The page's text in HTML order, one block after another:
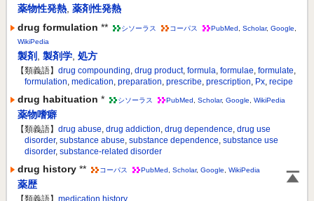
薬物性発熱, 薬剤性発熱
drug formulation ** シソーラス コーパス PubMed , Scholar, Google,
WikiPedia
製剤, 製剤学, 処方
【類義語】 drug compounding, drug product, formula, formulae, formulate,
formulation, medication, preparation, prescribe, prescription, Px, recipe
drug habituation * シソーラス PubMed , Scholar, Google, WikiPedia
薬物嗜癖
【類義語】 drug abuse, drug addiction, drug dependence, drug use
disorder, substance abuse, substance dependence, substance use
disorder, substance-related disorder
drug history ** コーパス PubMed , Scholar, Google, WikiPedia
薬歴